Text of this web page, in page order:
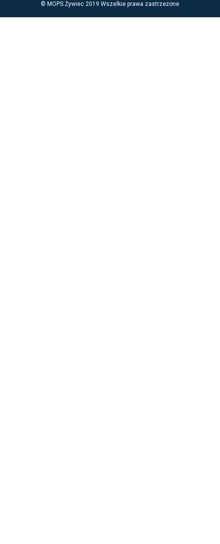
© MOPS Żywiec 2019 Wszelkie prawa zastrzeżone